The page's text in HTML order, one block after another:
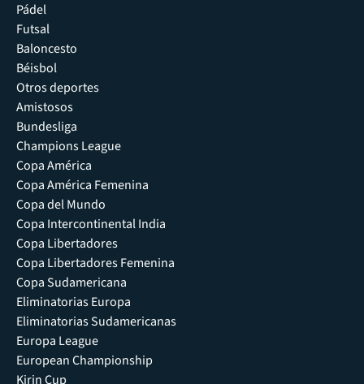
Pádel
Futsal
Baloncesto
Béisbol
Otros deportes
Amistosos
Bundesliga
Champions League
Copa América
Copa América Femenina
Copa del Mundo
Copa Intercontinental India
Copa Libertadores
Copa Libertadores Femenina
Copa Sudamericana
Eliminatorias Europa
Eliminatorias Sudamericanas
Europa League
European Championship
Kirin Cup